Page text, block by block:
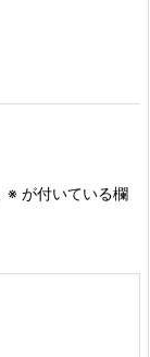
※ が付いている欄